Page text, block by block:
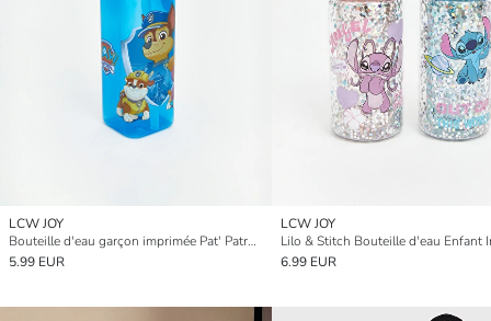
LCW JOY
Bouteille d'eau garçon imprimée Pat' Patrouille 500 ml
5.99 EUR
LCW JOY
6.99 EUR